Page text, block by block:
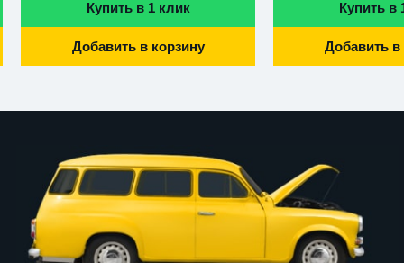
Купить в 1 клик
Добавить в корзину
Купить в
Добавить в